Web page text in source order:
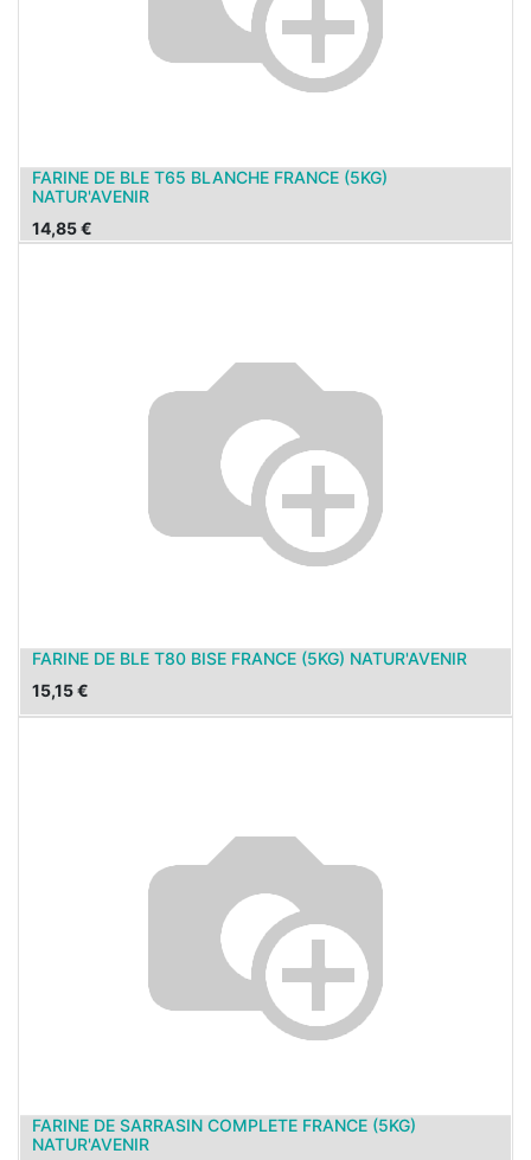
FARINE DE BLE T65 BLANCHE FRANCE (5KG)
NATUR'AVENIR
14,85€
FARINE DE BLE T80 BISE FRANCE (5KG) NATUR'AVENIR
15,15€
FARINE DE SARRASIN COMPLETE FRANCE (5KG)
NATUR'AVENIR